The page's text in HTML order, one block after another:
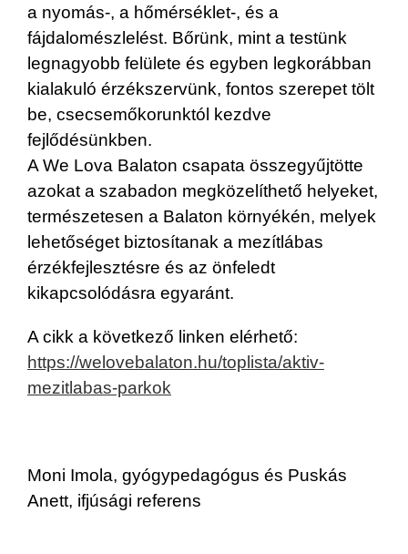
a nyomás-, a hőmérséklet-, és a
fájdalomészlelést. Bőrünk, mint a testünk
legnagyobb felülete és egyben legkorábban
kialakuló érzékszervünk, fontos szerepet tölt
be, csecsemőkorunktól kezdve
fejlődésünkben.
A We Lova Balaton csapata összegyűjtötte
azokat a szabadon megközelíthető helyeket,
természetesen a Balaton környékén, melyek
lehetőséget biztosítanak a mezítlábas
érzékfejlesztésre és az önfeledt
kikapcsolódásra egyaránt.
A cikk a következő linken elérhető:
https://welovebalaton.hu/toplista/aktiv-
mezitlabas-parkok
Moni Imola, gyógypedagógus és Puskás
Anett, ifjúsági referens